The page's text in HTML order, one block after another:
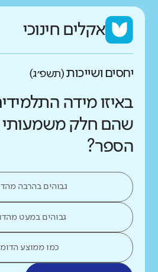
אקלים חינוכי
יחסים ושייכות(תשפ״ג)
באיזו מידה
שהם חלק משמעותי
הספר?
גבוהים בהרבה
גבוהים במעט
כמו ממוצע